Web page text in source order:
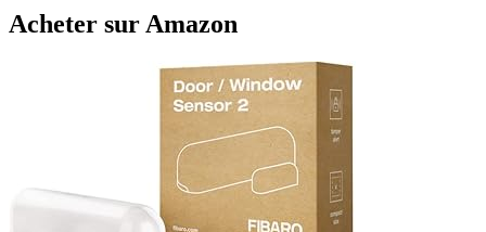
Acheter sur Amazon